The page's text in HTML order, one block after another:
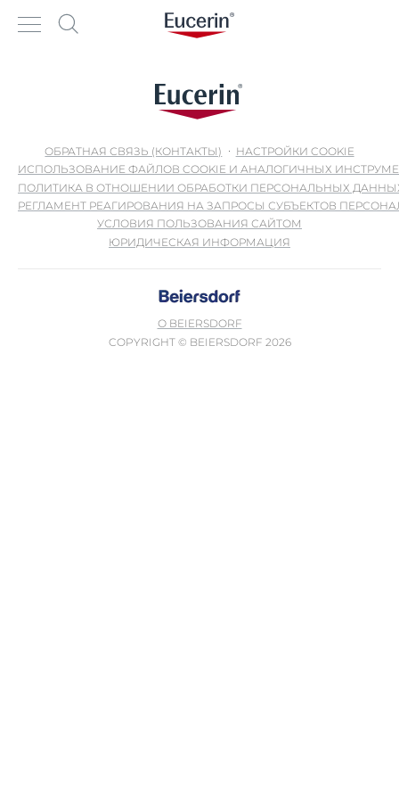
ОБРАТНАЯ СВЯЗЬ (КОНТАКТЫ)
НАСТРОЙКИ COOKIE
ИСПОЛЬЗОВАНИЕ ФАЙЛОВ COOKIE И АНАЛОГИЧНЫХ
ПОЛИТИКА В ОТНОШЕНИИ ОБРАБОТКИ ПЕРСОНАЛЬНЫХ
РЕГЛАМЕНТ РЕАГИРОВАНИЯ НА ЗАПРОСЫ СУБЪЕКТОВ
УСЛОВИЯ ПОЛЬЗОВАНИЯ САЙТОМ
ЮРИДИЧЕСКАЯ ИНФОРМАЦИЯ
О BEIERSDORF
COPYRIGHT © BEIERSDORF 2026